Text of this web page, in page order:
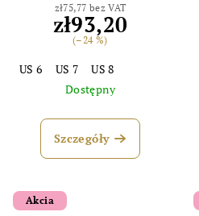
zł75,77 bez VAT
zł93,20
(–24 %)
US 6 US 7
US 8
Dostępny
Szczegóły
Akcia